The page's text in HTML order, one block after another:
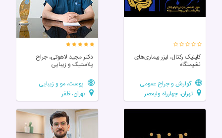
کلینیک رکتال، لیزر بیماری‌های
نشیمنگاه
گوارش و جراح عمومی
تهران، چهارراه ولیعصر
دکتر مجید لاهوتی، جراح
پلاستیک و زیبایی
پوست، مو و زیبایی
تهران، ظفر